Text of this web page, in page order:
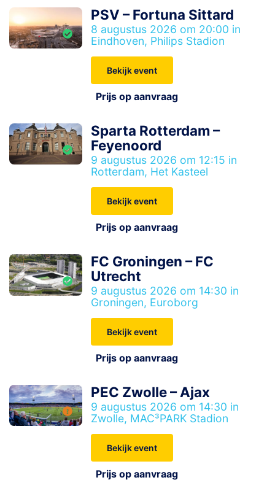
PSV – Fortuna Sittard
8 augustus 2026 om 20:00 in
Eindhoven, Philips Stadion
Bekijk event
Prijs op aanvraag
Sparta Rotterdam –
Feyenoord
9 augustus 2026 om 12:15 in
Rotterdam, Het Kasteel
Bekijk event
Prijs op aanvraag
FC Groningen – FC
Utrecht
9 augustus 2026 om 14:30 in
Groningen, Euroborg
Bekijk event
Prijs op aanvraag
PEC Zwolle – Ajax
9 augustus 2026 om 14:30 in
Zwolle, MAC³PARK Stadion
Bekijk event
Prijs op aanvraag